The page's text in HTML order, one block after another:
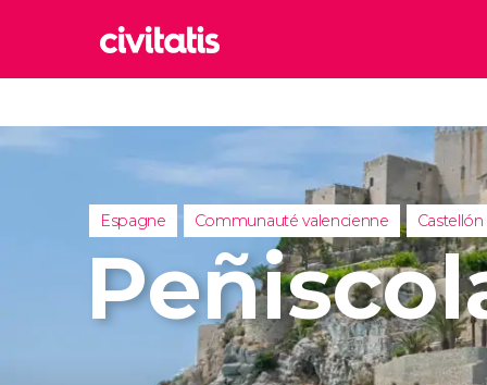
Italie
Maroc
Turquie
Espagne Communauté valencienne